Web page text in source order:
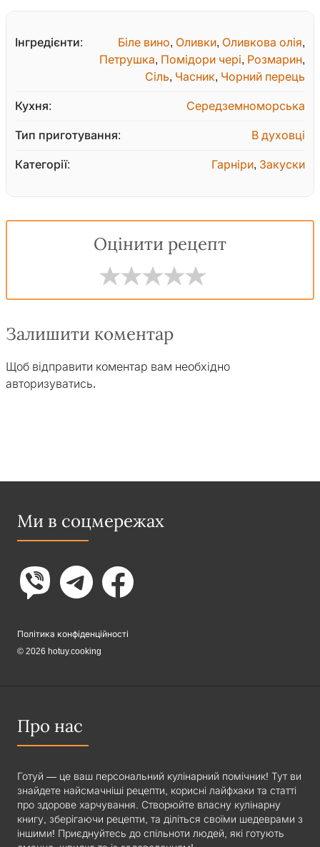
Інгредієнти: Біле вино, Оливки, Оливкова олія,
Петрушка, Помідори чері, Розмарин,
Сіль, Часник, Чорний перець
Кухня: Середземноморська
Тип приготування: В духовці
Категорії: Гарніри, Закуски
Оцінити рецепт
Залишити коментар
Щоб відправити коментар вам необхідно
авторизуватись.
Ми в соцмережах
Політика конфіденційності
© 2026 hotuy.cooking
Про нас
Готуй — це ваш персональний кулінарний помічник! Тут ви
знайдете найсмачніші рецепти, корисні лайфхаки та статті
про здорове харчування. Створюйте власну кулінарну
книгу, зберігаючи рецепти, та діліться своїми шедеврами з
іншими! Приєднуйтесь до спільноти людей, які готують